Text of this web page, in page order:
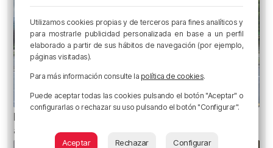
Planes para esta semana en Bilbao, Bizkaia y
alrededores: del 4 al 10 de agosto
Utilizamos cookies propias y de terceros para fines analíticos y
para mostrarle publicidad personalizada en base a un perfil
elaborado a partir de sus hábitos de navegación (por ejemplo,
páginas visitadas).
Para más información consulte la política de cookies.
Puede aceptar todas las cookies pulsando el botón "Aceptar" o
configurarlas o rechazar su uso pulsando el botón "Configurar".
Aceptar Rechazar Configurar